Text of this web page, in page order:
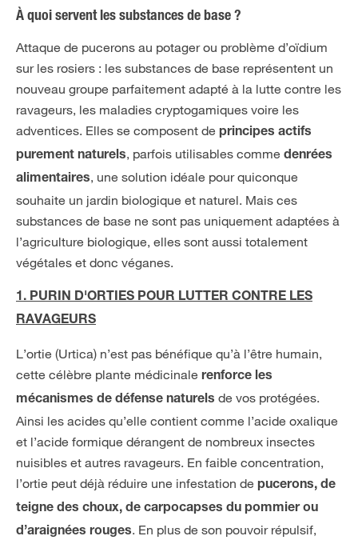
À quoi servent les substances de base ?
Attaque de pucerons au potager ou problème d’oïdium
sur les rosiers : les substances de base représentent un
nouveau groupe parfaitement adapté à la lutte contre les
ravageurs, les maladies cryptogamiques voire les
adventices. Elles se composent de principes actifs
purement naturels, parfois utilisables comme denrées
alimentaires, une solution idéale pour quiconque
souhaite un jardin biologique et naturel. Mais ces
substances de base ne sont pas uniquement adaptées à
l’agriculture biologique, elles sont aussi totalement
végétales et donc véganes.
1. PURIN D'ORTIES POUR LUTTER CONTRE LES
RAVAGEURS
L’ortie (Urtica) n’est pas bénéfique qu’à l’être humain,
cette célèbre plante médicinale renforce les
mécanismes de défense naturels de vos protégées.
Ainsi les acides qu’elle contient comme l’acide oxalique
et l’acide formique dérangent de nombreux insectes
nuisibles et autres ravageurs. En faible concentration,
l’ortie peut déjà réduire une infestation de pucerons, de
teigne des choux, de carpocapses du pommier ou
d’araignées rouges. En plus de son pouvoir répulsif,